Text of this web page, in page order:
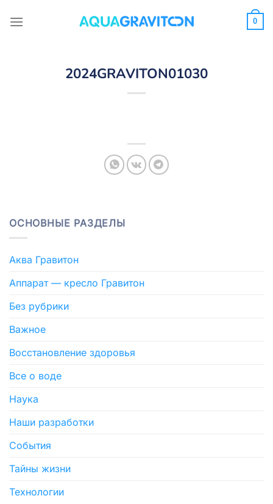
0
2024GRAVITON01030
ОСНОВНЫЕ РАЗДЕЛЫ
Аква Гравитон
Аппарат — кресло Гравитон
Без рубрики
Важное
Восстановление здоровья
Все о воде
Наука
Наши разработки
События
Тайны жизни
Технологии